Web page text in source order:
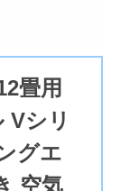
畳用
Vシリ
グエ
空気